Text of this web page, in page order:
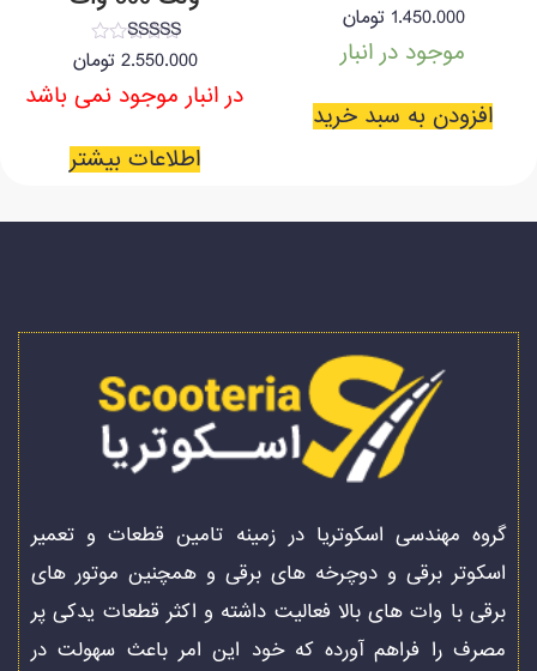
نمره
1.00
از
5
1.450.000 تومان
موجود در انبار
افزودن به سبد خرید
نمره
4.33
از 5
2.550.000 تومان
در انبار موجود نمی باشد
اطلاعات بیشتر
گروه مهندسی اسکوتریا در زمینه تامین قطعات و تعمیر
اسکوتر برقی و دوچرخه های برقی و همچنین موتور های
برقی با وات های بالا فعالیت داشته و اکثر قطعات یدکی پر
مصرف را فراهم آورده که خود این امر باعث سهولت در